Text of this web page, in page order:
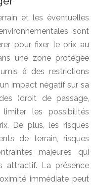
et les éventuelles
sont
pour fixer le prix au
une zone protégée
à des restrictions
impact négatif sur sa
(droit de passage,
les possibilités
De plus, les risques
de terrain, risques
majeures qui
attractif. La présence
immédiate peut